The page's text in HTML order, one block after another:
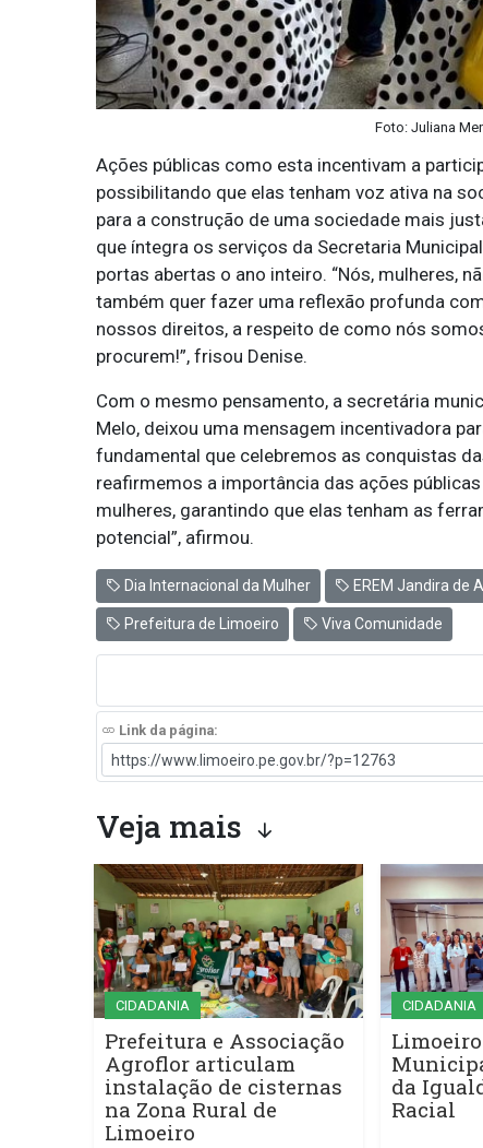
Foto: Juliana
Ações públicas como esta incentivam a
possibilitando que elas tenham voz ativa na
para a construção de uma sociedade mais
que íntegra os serviços da Secretaria
portas abertas o ano inteiro. “Nós, mulheres,
também quer fazer uma reflexão profunda
nossos direitos, a respeito de como nós
procurem!”, frisou Denise.
Com o mesmo pensamento, a secretária
Melo, deixou uma mensagem incentivadora
fundamental que celebremos as conquistas
reafirmemos a importância das ações
mulheres, garantindo que elas tenham as
potencial”, afirmou.
Dia Internacional da Mulher EREM Jandira de
Prefeitura de Limoeiro Viva Comunidade
Link da página:
Veja mais
CIDADANIA
Prefeitura e Associação
Agroflor articulam
instalação de cisternas
na Zona Rural de
Limoeiro
CIDADANIA
da
Racial